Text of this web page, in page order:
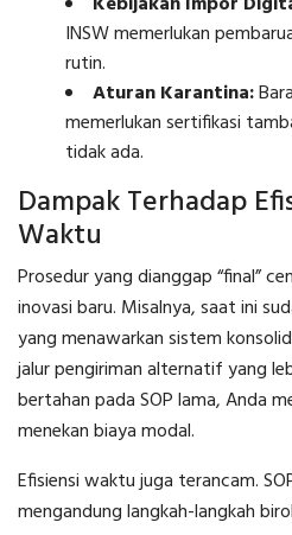
INSW memerlukan
rutin.
Aturan Karantina:
memerlukan sertifikasi
tidak ada.
Dampak Terhadap
Waktu
Prosedur yang dianggap “final”
inovasi baru. Misalnya, saat ini
yang menawarkan sistem
jalur pengiriman alternatif yang
bertahan pada SOP lama, Anda
menekan biaya modal.
Efisiensi waktu juga terancam.
mengandung langkah-langkah